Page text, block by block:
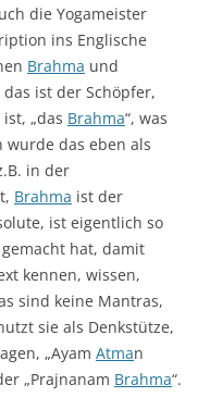
die Yogameister
ins Englische
Brahma und
das ist der Schöpfer,
„das Brahma“, was
wurde das eben als
in der
Brahma ist der
ist eigentlich so
hat, damit
kennen, wissen,
sind keine Mantras,
sie als Denkstütze,
„Ayam Atman
„Prajnanam Brahma“.